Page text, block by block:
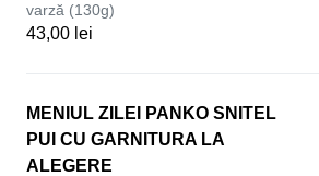
varză (130g)
43,00 lei
MENIUL ZILEI PANKO SNITEL
PUI CU GARNITURA LA
ALEGERE